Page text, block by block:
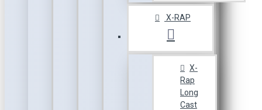
X-RAP
X-
Rap
Long
Cast